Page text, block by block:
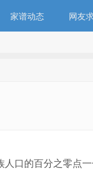
家谱动态 网友
口的百分之零点一